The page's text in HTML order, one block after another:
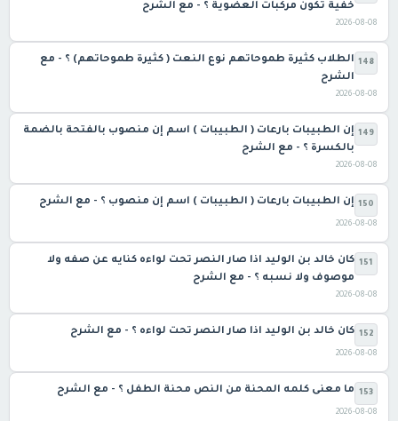
خفية تكون مركبات العضوية ؟ - مع الشرح
2026-08-08
148 الطلاب كثيرة طموحاتهم نوع النعت ( كثيرة طموحاتهم) ؟ - مع
الشرح
2026-08-08
149 إن الطبيبات بارعات ( الطبيبات ) اسم إن منصوب بالفتحة بالضمة
بالكسرة ؟ - مع الشرح
2026-08-08
150 إن الطبيبات بارعات ( الطبيبات ) اسم إن منصوب ؟ - مع الشرح
2026-08-08
151 كان خالد بن الوليد اذا صار النصر تحت لواءه كنايه عن صفه ولا
موصوف ولا نسبه ؟ - مع الشرح
2026-08-08
152 كان خالد بن الوليد اذا صار النصر تحت لواءه ؟ - مع الشرح
2026-08-08
153 ما معنى كلمه المحنة من النص محنة الطفل ؟ - مع الشرح
2026-08-08